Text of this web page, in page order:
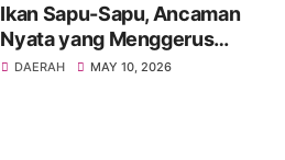
Ikan Sapu-Sapu, Ancaman
Nyata yang Menggerus
Sumber Hidup Nelayan
DAERAH MAY 10, 2026